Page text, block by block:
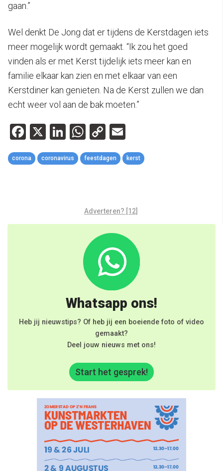
gaan.”
Wel denkt De Jong dat er tijdens de Kerstdagen iets
meer mogelijk wordt gemaakt. “Ik zou het goed
vinden als er met Kerst tijdelijk iets meer kan en
familie elkaar kan zien en met elkaar van een
Kerstdiner kan genieten. Na de Kerst zullen we dan
echt weer vol aan de bak moeten.”
Facebook
X LinkedIn
WhatsApp
Copy
Link
corona coronavirus feestdagen kerst
Adverteren? [12]
Whatsapp ons!
Heb jij nieuwstips? Of heb jij een boeiende foto of video
gemaakt?
Deel jouw nieuws met ons!
Start het gesprek!